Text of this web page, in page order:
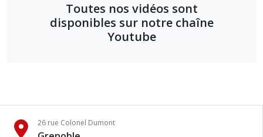
Toutes nos vidéos sont
disponibles sur notre chaîne
Youtube
26 rue Colonel Dumont